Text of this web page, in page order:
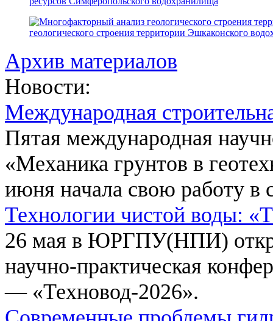
геологического строения территории Эшкаконского
Архив материалов
Новости:
Международная
Пятая международная
«Механика грунтов в
июня начала свою работу в
Технологии чистой воды:
26 мая в ЮРГПУ(НПИ)
научно-практическая
— «Техновод-2026».